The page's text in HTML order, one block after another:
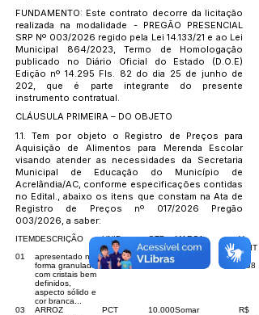
FUNDAMENTO: Este contrato decorre da licitação
realizada na modalidade - PREGÃO PRESENCIAL
SRP Nº 003/2026 regido pela Lei 14.133/21 e ao Lei
Municipal 864/2023, Termo de Homologação
publicado no Diário Oficial do Estado (D.O.E)
Edição nº 14.295 Fls. 82 do dia 25 de junho de
202, que é parte integrante do presente
instrumento contratual.
CLÁUSULA PRIMEIRA – DO OBJETO
1.1. Tem por objeto o Registro de Preços para
Aquisição de Alimentos para Merenda Escolar
visando atender as necessidades da Secretaria
Municipal de Educação do Município de
Acrelândia/AC, conforme especificações contidas
no Edital., abaixo os itens que constam na Ata de
Registro de Preços nº 017/2026 Pregão
003/2026, a saber:
ITEMDESCRIÇÃO UNID QTD MARCA
V.
UNIT
01
apresentado na
forma granulada,
com cristais bem
definidos,
aspecto sólido e
cor branca...
KG 6.400
R$
3,68
03
ARROZ
PCT 10.000Somar
R$